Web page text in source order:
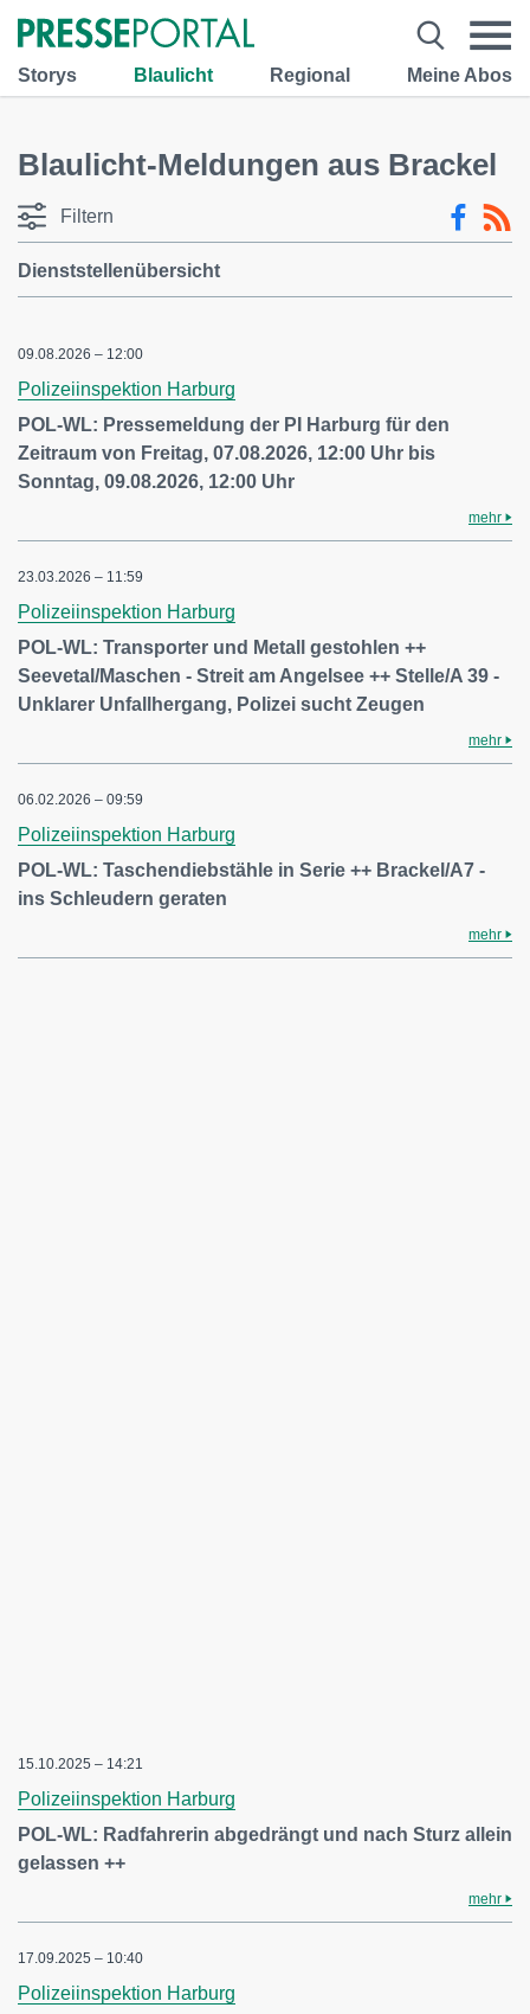
Storys Blaulicht Regional Meine Abos
Blaulicht-Meldungen aus Brackel
Filtern
Dienststellenübersicht
09.08.2026 – 12:00
Polizeiinspektion Harburg
POL-WL: Pressemeldung der PI Harburg für den
Zeitraum von Freitag, 07.08.2026, 12:00 Uhr bis
Sonntag, 09.08.2026, 12:00 Uhr
mehr
23.03.2026 – 11:59
Polizeiinspektion Harburg
POL-WL: Transporter und Metall gestohlen ++
Seevetal/Maschen - Streit am Angelsee ++ Stelle/A 39 -
Unklarer Unfallhergang, Polizei sucht Zeugen
mehr
06.02.2026 – 09:59
Polizeiinspektion Harburg
POL-WL: Taschendiebstähle in Serie ++ Brackel/A7 -
ins Schleudern geraten
mehr
15.10.2025 – 14:21
Polizeiinspektion Harburg
POL-WL: Radfahrerin abgedrängt und nach Sturz allein
gelassen ++
mehr
17.09.2025 – 10:40
Polizeiinspektion Harburg